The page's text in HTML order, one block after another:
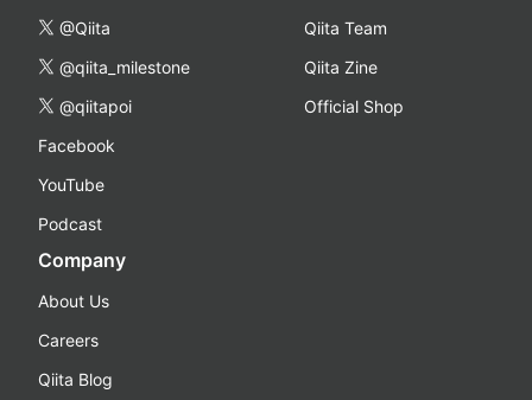
@Qiita
@qiita_milestone
@qiitapoi
Facebook
YouTube
Podcast
Qiita Team
Qiita Zine
Official Shop
Company
About Us
Careers
Qiita Blog